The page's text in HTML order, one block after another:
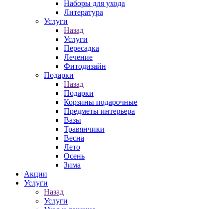
Наборы для ухода
Литература
Услуги
Назад
Услуги
Пересадка
Лечение
Фитодизайн
Подарки
Назад
Подарки
Корзины подарочные
Предметы интерьера
Вазы
Травянчики
Весна
Лето
Осень
Зима
Акции
Услуги
Назад
Услуги